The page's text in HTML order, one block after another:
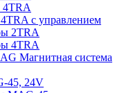
4TRA
с управлением
2TRA
4TRA
Магнитная система
45, 24V